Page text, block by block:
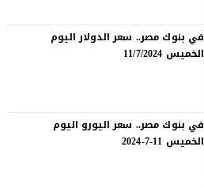
في بنوك مصر.. سعر الدولار اليوم
الخميس 11/7/2024
في بنوك مصر.. سعر اليورو اليوم
الخميس 11-7-2024